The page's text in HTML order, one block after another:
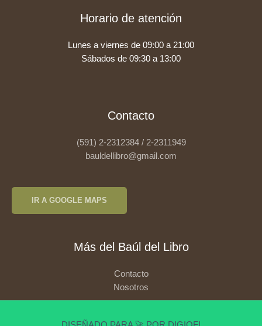
Horario de atención
Lunes a viernes de 09:00 a 21:00
Sábados de 09:30 a 13:00
Contacto
(591) 2-2312384 / 2-2311949
bauldellibro@gmail.com
IR A GOOGLE MAPS
Más del Baúl del Libro
Contacto
Nosotros